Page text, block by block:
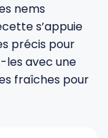
nems
s’appuie
précis pour
les avec une
fraîches pour